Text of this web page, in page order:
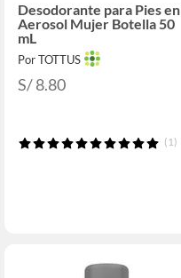
Desodorante para Pies en
Aerosol Mujer Botella 50
mL
Por TOTTUS
S/ 8.80
(1)